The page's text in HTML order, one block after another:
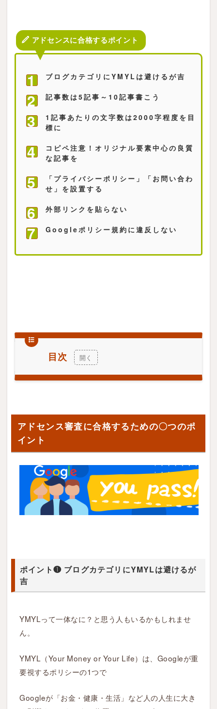
アドセンスに合格するポイント
ブログカテゴリにYMYLは避けるが吉
記事数は5記事～10記事書こう
1記事あたりの文字数は2000字程度を目
標に
コピペ注意！オリジナル要素中心の良質
な記事を
「プライバシーポリシー」「お問い合わ
せ」を設置する
外部リンクを貼らない
Googleポリシー規約に違反しない
目次
1
ス
審
査
格
す
の
〇
つ
ポ
ン
1.1
イ
アドセンス審査に合格するための〇つのポ
イント
ポイント❶ ブログカテゴリにYMYLは避けるが
吉
YMYLって一体なに？と思う人もいるかもしれませ
ん。
YMYL（Your Money or Your Life）は、Googleが重
要視するポリシーの1つで
Googleが「お金・健康・生活」など人の人生に大き